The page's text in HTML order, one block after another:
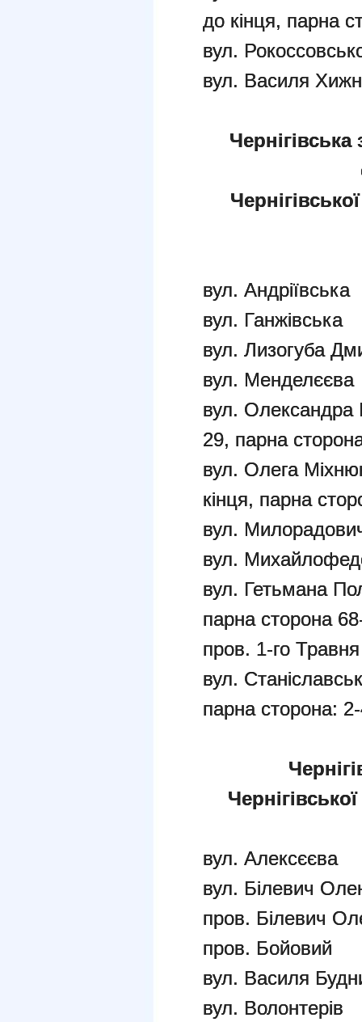
до кінця, парна
вул.
вул. Василя
Чернігівська
вул. Андріївська
вул. Ганжівська
вул. Лизогуба
вул. Менделєєва
вул. Олександра
29, парна
вул. Олега
кінця, парна
вул.
вул.
вул. Гетьмана
парна сторона
пров. 1-го Травня
вул.
парна сторона:
вул. Алексєєва
вул. Білевич
пров. Білевич
пров. Бойовий
вул. Василя
вул. Волонтерів